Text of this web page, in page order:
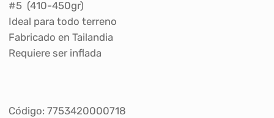
#5 (410-450gr)
Ideal para todo terreno
Fabricado en Tailandia
Requiere ser inflada
Código: 7753420000718